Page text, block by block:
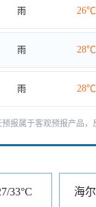
雨 26℃
雨 28℃
雨 28℃
预报属于客观预报产品
33°C 海